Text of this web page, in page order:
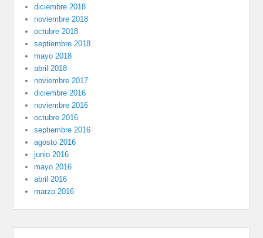
diciembre 2018
noviembre 2018
octubre 2018
septiembre 2018
mayo 2018
abril 2018
noviembre 2017
diciembre 2016
noviembre 2016
octubre 2016
septiembre 2016
agosto 2016
junio 2016
mayo 2016
abril 2016
marzo 2016